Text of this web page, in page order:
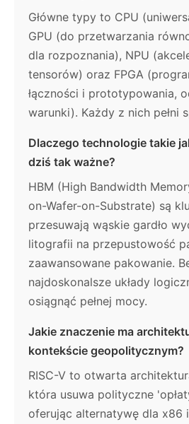
Główne typy to CPU
GPU (do przetwarzania
dla rozpoznania), NPU
tensorów) oraz FPGA
łączności i prototypowania,
warunki). Każdy z nich pełni
Dlaczego technologie takie
dziś tak ważne?
HBM (High Bandwidth
on-Wafer-on-Substrate) są
przesuwają wąskie gardło
litografii na przepustowość
zaawansowane pakowanie.
najdoskonalsze układy
osiągnąć pełnej mocy.
Jakie znaczenie ma
kontekście geopolitycznym?
RISC-V to otwarta
która usuwa polityczne
oferując alternatywę dla x86